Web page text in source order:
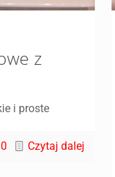
z
i proste
0 Czytaj dalej